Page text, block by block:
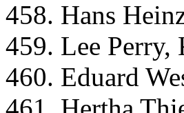
458. Hans
459. Lee Perry,
460. Eduard